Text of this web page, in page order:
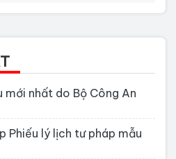
mới nhất do Bộ Công An
Phiếu lý lịch tư pháp mẫu